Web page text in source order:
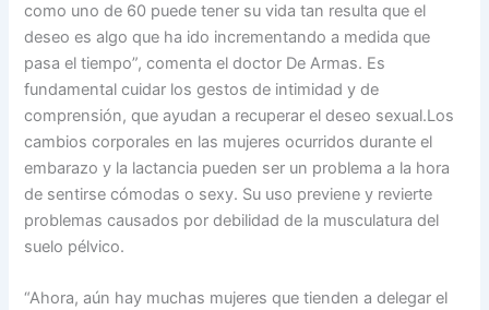
como uno de 60 puede tener su vida tan resulta que el
deseo es algo que ha ido incrementando a medida que
pasa el tiempo”, comenta el doctor De Armas. Es
fundamental cuidar los gestos de intimidad y de
comprensión, que ayudan a recuperar el deseo sexual.Los
cambios corporales en las mujeres ocurridos durante el
embarazo y la lactancia pueden ser un problema a la hora
de sentirse cómodas o sexy. Su uso previene y revierte
problemas causados por debilidad de la musculatura del
suelo pélvico.
“Ahora, aún hay muchas mujeres que tienden a delegar el